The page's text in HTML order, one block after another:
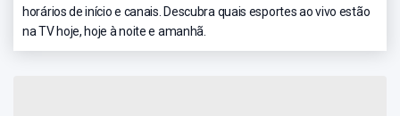
horários de início e canais. Descubra quais esportes ao vivo estão
na TV hoje, hoje à noite e amanhã.